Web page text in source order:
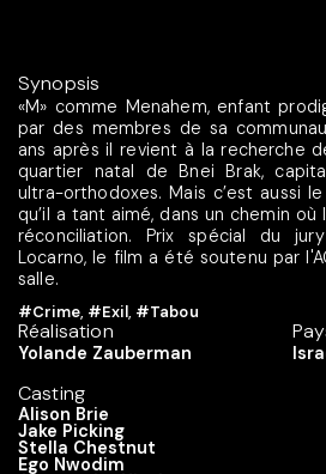
Synopsis
«M» comme Menahem, enfant
par des membres de sa
ans après il revient à la recherche
quartier natal de Bnei Brak,
ultra-orthodoxes. Mais c’est aussi
qu’il a tant aimé, dans un chemin
réconciliation. Prix spécial du
Locarno, le film a été soutenu par
salle.
#Crime, #Exil, #Tabou
Réalisation
Yolande Zauberman
Casting
Alison Brie
Jake Picking
Stella Chestnut
Ego Nwodim